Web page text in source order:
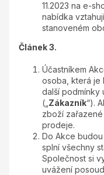
11.2023 na e-
nabídka
stanoveném
Článek 3.
Účastníkem
osoba, která je
další podmínky
(„ Zákazník“).
zboží
prodeje.
Do Akce
splní všechny
Společnost si
uvážení